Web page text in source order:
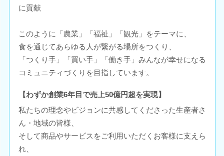
に貢献
このように「農業」「福祉」「観光」をテーマに、
食を通じてあらゆる人が繋がる場所をつくり、
「つくり手」「買い手」「働き手」みんなが幸せになる
コミュニティづくりを目指しています。
【わずか創業6年目で売上50億円超を実現】
私たちの理念やビジョンに共感してくださった生産者さ
ん・地域の皆様、
そして商品やサービスをご利用いただくお客様に支えら
れ、